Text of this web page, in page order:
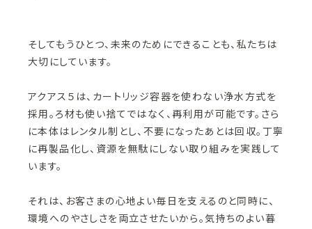
そしてもうひとつ、未来のためにできることも、私たちは
大切にしています。
アクアス５は、カートリッジ容器を使わない浄水方式を
採用。ろ材も使い捨てではなく、再利用が可能です。さら
に本体はレンタル制とし、不要になったあとは回収。丁寧
に再製品化し、資源を無駄にしない取り組みを実践して
います。
それは、お客さまの心地よい毎日を支えるのと同時に、
環境へのやさしさを両立させたいから。気持ちのよい暮